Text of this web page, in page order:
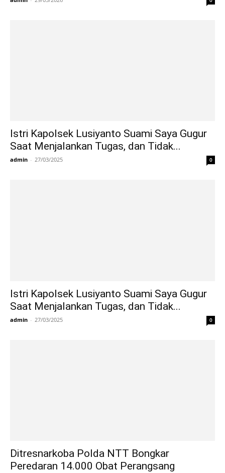
Istri Kapolsek Lusiyanto Suami Saya Gugur
Saat Menjalankan Tugas, dan Tidak...
admin - 27/03/2025 0
Istri Kapolsek Lusiyanto Suami Saya Gugur
Saat Menjalankan Tugas, dan Tidak...
admin - 27/03/2025 0
Ditresnarkoba Polda NTT Bongkar
Peredaran 14.000 Obat Perangsang